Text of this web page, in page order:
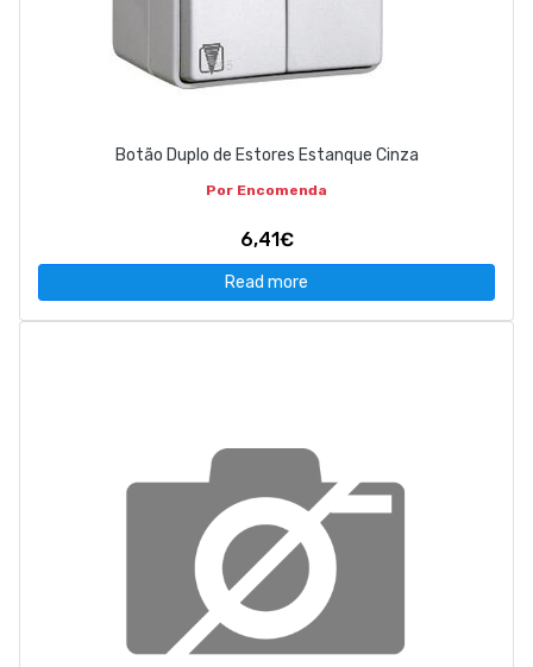
Botão Duplo de Estores Estanque Cinza
Por Encomenda
6,41€
Read more